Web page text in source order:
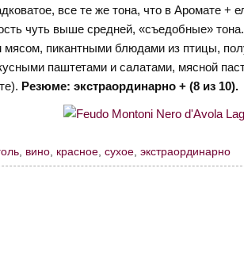
все те же тона, что в Аромате +
чуть выше средней, «съедобные»
мясом, пикантными блюдами из птицы,
паштетами и салатами, мясной
Резюме: экстраординарно + (8 из 10).
вино красное ,сухое ,экстраординарно